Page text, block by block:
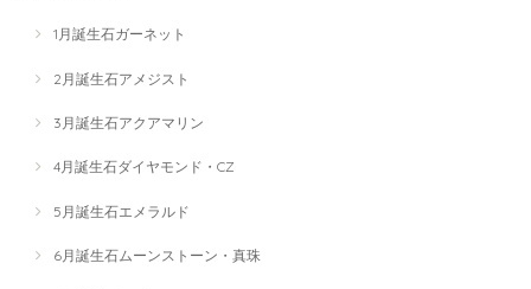
1月誕生石ガーネット
2月誕生石アメジスト
3月誕生石アクアマリン
4月誕生石ダイヤモンド・CZ
5月誕生石エメラルド
6月誕生石ムーンストーン・真珠